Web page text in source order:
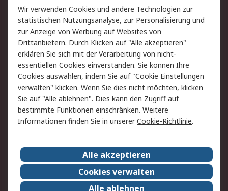
Rücksendungen
Kontakt
Hilfe
Rechtliches
AGB
Datenschutz
Cookie-Richtlinie
Zahlungsbedingungen
Copyright/Impressum
Über RS
Karriere bei RS
Nachhaltigkeit
Qualität/Umwelt/ZertifikatePresse-Center
Event-Center
Wir verwenden Cookies und andere Technologien zur
statistischen Nutzungsanalyse, zur Personalisierung und
zur Anzeige von Werbung auf Websites von
Drittanbietern. Durch Klicken auf "Alle akzeptieren"
erklären Sie sich mit der Verarbeitung von nicht-
essentiellen Cookies einverstanden. Sie können Ihre
Cookies auswählen, indem Sie auf "Cookie Einstellungen
verwalten" klicken. Wenn Sie dies nicht möchten, klicken
Sie auf "Alle ablehnen". Dies kann den Zugriff auf
bestimmte Funktionen einschränken. Weitere
Informationen finden Sie in unsererCookie-Richtlinie.
Alle akzeptieren
Cookies verwalten
Alle ablehnen